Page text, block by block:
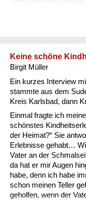
Wehrdienst bei den
Vorschrift, dass ein
verheiratet sein
Juni/Juli 1945
über sie verfügen, wie
Tschechen und
Keine schöne
Birgit Müller
Ein kurzes Interview
stammte aus dem
Kreis Karlsbad, dann
Einmal fragte ich
schönstes
der Heimat?“ Sie
Erlebnisse gehabt…
Vater an der
da hat er mir Augen
habe, denn ich habe
schon meinen Teller
geholfen, wenn der